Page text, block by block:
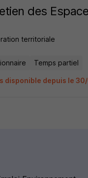
des
territoriale
Temps partiel
disponible depuis le